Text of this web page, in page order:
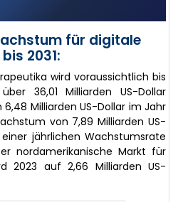
für digitale
2031:
wird voraussichtlich bis
36,01 Milliarden US-Dollar
Milliarden US-Dollar im Jahr
von 7,89 Milliarden US-
jährlichen Wachstumsrate
nordamerikanische Markt für
2023 auf 2,66 Milliarden US-